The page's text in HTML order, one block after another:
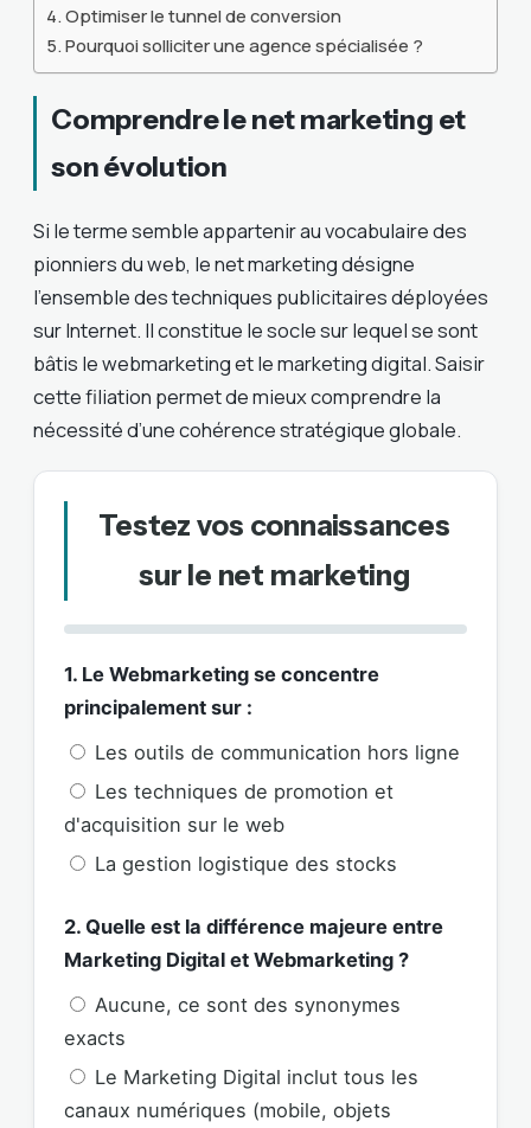
Optimiser le tunnel de conversion
Pourquoi solliciter une agence spécialisée ?
Comprendre le net marketing et
son évolution
Si le terme semble appartenir au vocabulaire des
pionniers du web, le net marketing désigne
l’ensemble des techniques publicitaires déployées
sur Internet. Il constitue le socle sur lequel se sont
bâtis le webmarketing et le marketing digital. Saisir
cette filiation permet de mieux comprendre la
nécessité d’une cohérence stratégique globale.
Testez vos connaissances
sur le net marketing
1. Le Webmarketing se concentre
principalement sur :
Les outils de communication hors ligne
Les techniques de promotion et
d'acquisition sur le web
La gestion logistique des stocks
2. Quelle est la différence majeure entre
Marketing Digital et Webmarketing ?
Aucune, ce sont des synonymes
exacts
Le Marketing Digital inclut tous les
canaux numériques (mobile, objets